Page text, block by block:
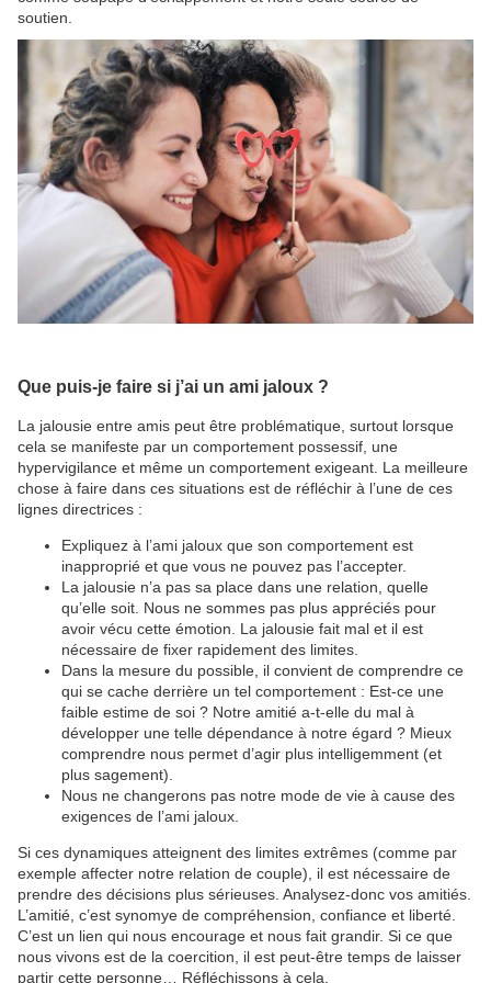
soutien.
Que puis-je faire si j’ai un ami jaloux ?
La jalousie entre amis peut être problématique, surtout lorsque
cela se manifeste par un comportement possessif, une
hypervigilance et même un comportement exigeant. La meilleure
chose à faire dans ces situations est de réfléchir à l’une de ces
lignes directrices :
Expliquez à l’ami jaloux que son comportement est
inapproprié et que vous ne pouvez pas l’accepter.
La jalousie n’a pas sa place dans une relation, quelle
qu’elle soit. Nous ne sommes pas plus appréciés pour
avoir vécu cette émotion. La jalousie fait mal et il est
nécessaire de fixer rapidement des limites.
Dans la mesure du possible, il convient de comprendre ce
qui se cache derrière un tel comportement : Est-ce une
faible estime de soi ? Notre amitié a-t-elle du mal à
développer une telle dépendance à notre égard ? Mieux
comprendre nous permet d’agir plus intelligemment (et
plus sagement).
Nous ne changerons pas notre mode de vie à cause des
exigences de l’ami jaloux.
Si ces dynamiques atteignent des limites extrêmes (comme par
exemple affecter notre relation de couple), il est nécessaire de
prendre des décisions plus sérieuses. Analysez-donc vos amitiés.
L’amitié, c’est synomye de compréhension, confiance et liberté.
C’est un lien qui nous encourage et nous fait grandir. Si ce que
nous vivons est de la coercition, il est peut-être temps de laisser
partir cette personne… Réfléchissons à cela.